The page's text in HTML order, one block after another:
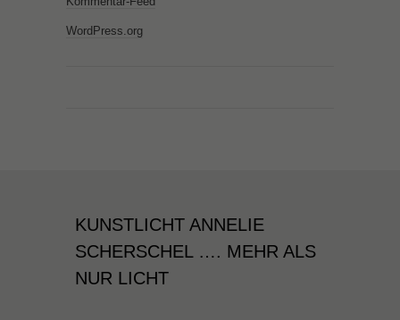
WordPress.org
KUNSTLICHT ANNELIE
SCHERSCHEL …. MEHR ALS
NUR LICHT